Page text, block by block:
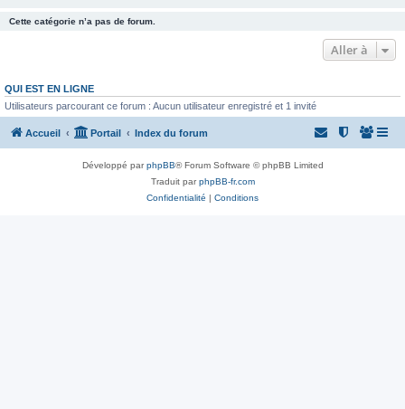
Cette catégorie n’a pas de forum.
Aller à
QUI EST EN LIGNE
Utilisateurs parcourant ce forum : Aucun utilisateur enregistré et 1 invité
Accueil Portail Index du forum
Développé parphpBB® Forum Software © phpBB Limited
Traduit parphpBB-fr.com
Confidentialité | Conditions